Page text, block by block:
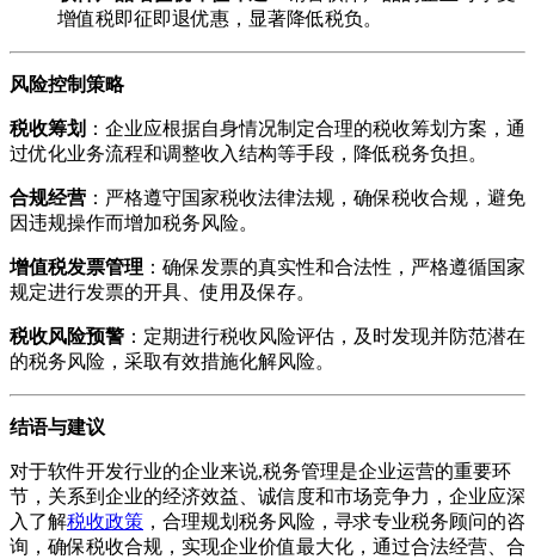
增值税即征即退优惠，显著降低税负。
风险控制策略
税收筹划 ：企业应根据自身情况制定合理的税收筹划方案，通
过优化业务流程和调整收入结构等手段，降低税务负担。
合规经营 ：严格遵守国家税收法律法规，确保税收合规，避免
因违规操作而增加税务风险。
增值税发票管理 ：确保发票的真实性和合法性，严格遵循国家
规定进行发票的开具、使用及保存。
税收风险预警 ：定期进行税收风险评估，及时发现并防范潜在
的税务风险，采取有效措施化解风险。
结语与建议
对于软件开发行业的企业来说,税务管理是企业运营的重要环
节，关系到企业的经济效益、诚信度和市场竞争力，企业应深
入了解税收政策 ，合理规划税务风险，寻求专业税务顾问的咨
询，确保税收合规，实现企业价值最大化，通过合法经营、合